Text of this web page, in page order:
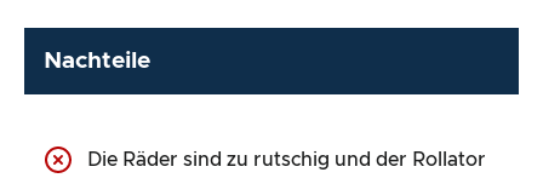
Nachteile
Die Räder sind zu rutschig und der Rollator